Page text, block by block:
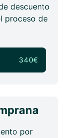
descuento
proceso de
340€
por